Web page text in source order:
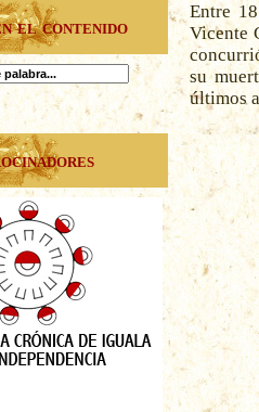
el contenido
Entre
Vicente
su
últimos